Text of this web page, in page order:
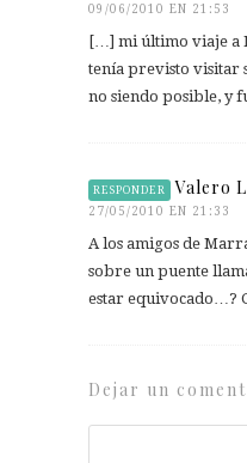
09/06/2010 EN 21:53
[…] mi último viaje a
tenía previsto visitar
no siendo posible, y
RESPONDER Valero
27/05/2010 EN 21:33
A los amigos de
sobre un puente
estar equivocado…?
Dejar un